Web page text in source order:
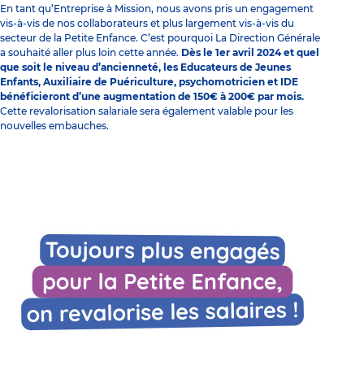
En tant qu’Entreprise à Mission, nous avons pris un engagement
vis-à-vis de nos collaborateurs et plus largement vis-à-vis du
secteur de la Petite Enfance. C’est pourquoi La Direction Générale
a souhaité aller plus loin cette année. Dès le 1er avril 2024 et quel
que soit le niveau d’ancienneté, les Educateurs de Jeunes
Enfants, Auxiliaire de Puériculture, psychomotricien et IDE
bénéficieront d’une augmentation de 150€ à 200€ par mois.
Cette revalorisation salariale sera également valable pour les
nouvelles embauches.